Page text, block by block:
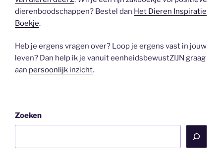
dierenboodschappen? Bestel dan Het Dieren Inspiratie
Boekje.
Heb je ergens vragen over? Loop je ergens vast in jouw
leven? Dan help ik je vanuit eenheidsbewustZIJN graag
aan persoonlijk inzicht.
Zoeken